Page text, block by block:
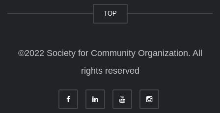
TOP
©2022 Society for Community Organization. All
rights reserved